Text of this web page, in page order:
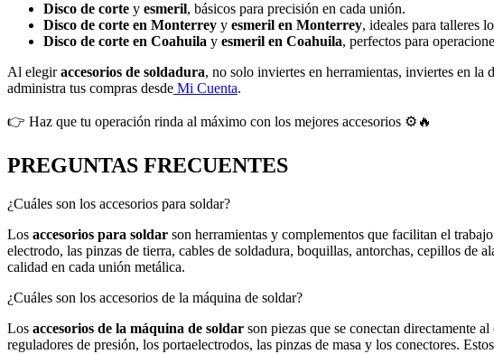
Disco de corte y esmeril, básicos para precisión en cada unión.
Disco de corte en Monterrey y esmeril en Monterrey, ideales para talleres
Disco de corte en Coahuila y esmeril en Coahuila, perfectos para
Al elegiraccesorios de soldadura, no solo inviertes en herramientas, inviertes en
administra tus compras desde Mi Cuenta.
👉 Haz que tu operación rinda al máximo con los mejores accesorios ⚙️🔥
PREGUNTAS FRECUENTES
¿Cuáles son los accesorios para soldar?
Los accesorios para soldar son herramientas y complementos que facilitan el
electrodo, las pinzas de tierra, cables de soldadura, boquillas, antorchas, cepillos de
calidad en cada unión metálica.
¿Cuáles son los accesorios de la máquina de soldar?
Los accesorios de la máquina de soldar son piezas que se conectan directamente
reguladores de presión, los portaelectrodos, las pinzas de masa y los conectores.